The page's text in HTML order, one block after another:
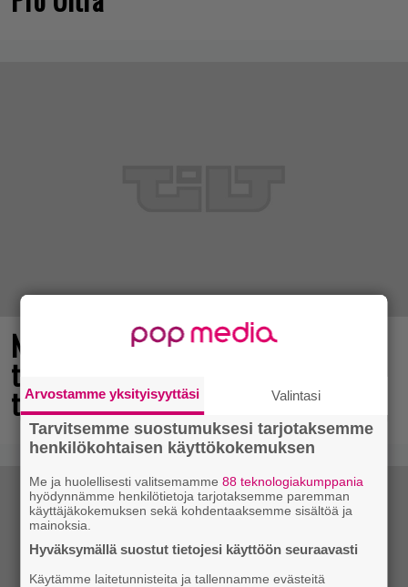
Nyt ilmaiseksi Steamissa – nappaa
tämä avaruusseikkailu välittömästi
talteen!
Arvostamme yksityisyyttäsi Valintasi
Tarvitsemme suostumuksesi tarjotaksemme
henkilökohtaisen käyttökokemuksen
Me ja huolellisesti valitsemamme88 teknologiakumppania
hyödynnämme henkilötietoja tarjotaksemme paremman
käyttäjäkokemuksen sekä kohdentaaksemme sisältöä ja
mainoksia.
Hyväksymällä suostut tietojesi käyttöön seuraavasti
Käytämme laitetunnisteita ja tallennamme evästeitä